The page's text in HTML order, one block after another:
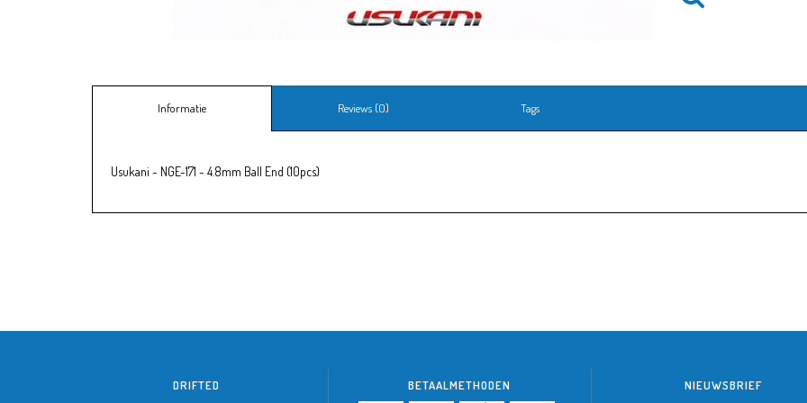
Informatie Reviews (0) Tags
Usukani - NGE-171 - 4.8mm Ball End (10pcs)
DRIFTED BETAALMETHODEN NIEUWSBRIEF